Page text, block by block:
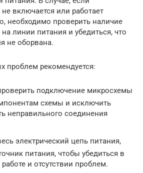
включается или работает
необходимо проверить наличие
линии питания и убедиться, что
не оборвана.
проблем рекомендуется:
подключение микросхемы
схемы и исключить
неправильного соединения
электрический цепь питания,
питания, чтобы убедиться в
и отсутствии проблем.